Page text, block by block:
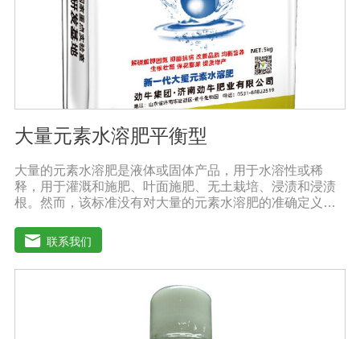
大量元素水溶肥平衡型
大量的元素水溶肥是液体或固体产品，用于水溶性或稀
释，用于灌溉和施肥、叶面施肥、无土栽培、浸渍和浸渍
根。然而，该标准没有对大量的元素水溶肥的准确定义。
合肥料。大量的元素水溶肥的特点是作物喷洒后通过树枝
和树叶迅速渗透到体内，提高作物运输营养物质的能力，
增加果叶营养物质，增强细胞活力和代谢能力。1.促进发
芽，加速茶树、果树、蔬菜等作物的生长，增加花蕾，促
进发芽，缩短采摘周期，增加产量，提高品质。瓜类、豆
绿叶增强枝条，保护花朵和果实。使用后，叶子呈嫩绿
联系我们